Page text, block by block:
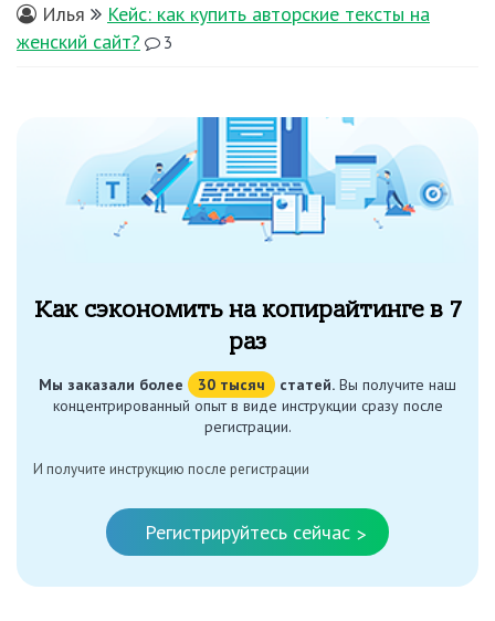
Илья
Кейс: как купить авторские тексты на
женский сайт?
3
Как сэкономить на копирайтинге в 7
раз
Мы заказали более 30 тысяч статей. Вы получите наш
концентрированный опыт в виде инструкции сразу после
регистрации.
И получите инструкцию после регистрации
Регистрируйтесь сейчас >